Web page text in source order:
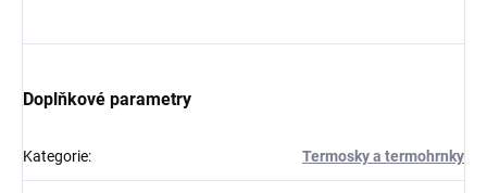
Doplňkové parametry
Kategorie: Termosky a termohrnky